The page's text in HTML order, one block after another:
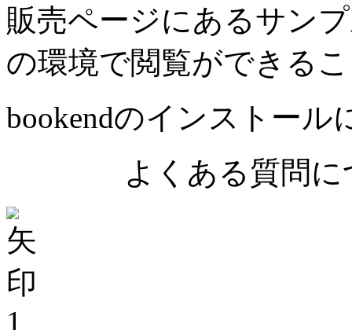
販売ページにあるサン
の環境で閲覧ができる
bookendのインストール
よくある質問に
1